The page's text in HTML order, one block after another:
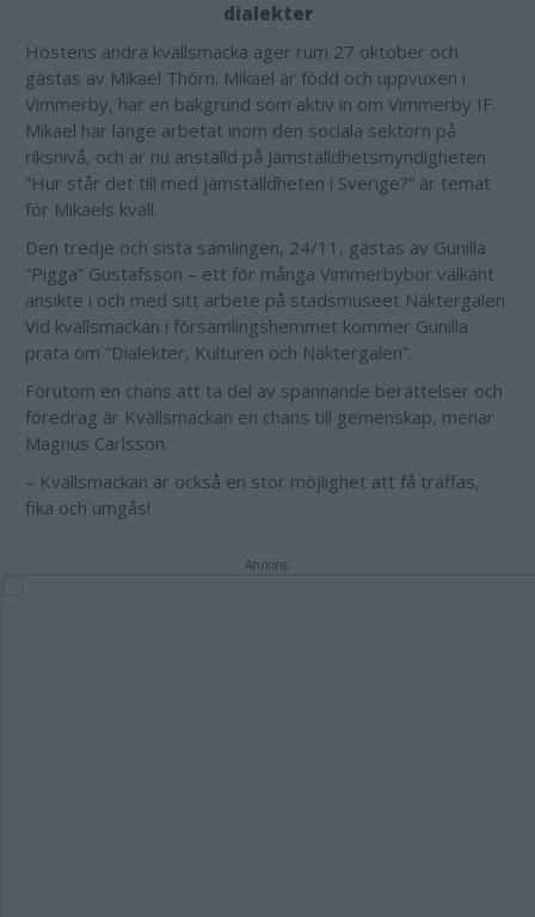
dialekter
Höstens andra kvällsmacka äger rum 27 oktober och
gästas av Mikael Thörn. Mikael är född och uppvuxen i
Vimmerby, har en bakgrund som aktiv in om Vimmerby IF.
Mikael har länge arbetat inom den sociala sektorn på
riksnivå, och är nu anställd på Jämställdhetsmyndigheten.
”Hur står det till med jämställdheten i Sverige?” är temat
för Mikaels kväll.
Den tredje och sista samlingen, 24/11, gästas av Gunilla
”Pigga” Gustafsson – ett för många Vimmerbybor välkänt
ansikte i och med sitt arbete på stadsmuseet Näktergalen.
Vid kvällsmackan i församlingshemmet kommer Gunilla
prata om ”Dialekter, Kulturen och Näktergalen”.
Förutom en chans att ta del av spännande berättelser och
föredrag är Kvällsmackan en chans till gemenskap, menar
Magnus Carlsson.
– Kvällsmackan är också en stor möjlighet att få träffas,
fika och umgås!
Annons: